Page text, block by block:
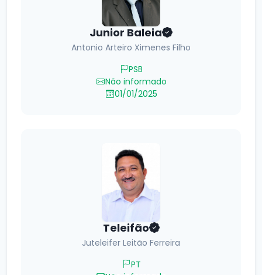
Junior Baleia
Antonio Arteiro Ximenes Filho
PSB
Não informado
01/01/2025
Teleifão
Juteleifer Leitão Ferreira
PT